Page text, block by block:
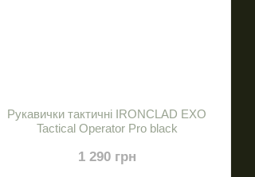
Рукавички тактичні IRONCLAD EXO
Tactical Operator Pro black
1 290 грн